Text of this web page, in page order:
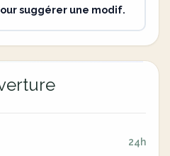
suggérer une modif.
24h